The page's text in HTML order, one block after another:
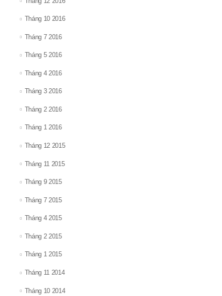
Tháng 10 2016
Tháng 7 2016
Tháng 5 2016
Tháng 4 2016
Tháng 3 2016
Tháng 2 2016
Tháng 1 2016
Tháng 12 2015
Tháng 11 2015
Tháng 9 2015
Tháng 7 2015
Tháng 4 2015
Tháng 2 2015
Tháng 1 2015
Tháng 11 2014
Tháng 10 2014